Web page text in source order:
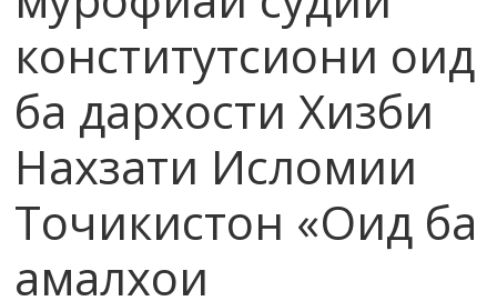
конститутсиони оид
ба дархости Хизби
Нахзати Исломии
Точикистон «Оид ба
амалхои